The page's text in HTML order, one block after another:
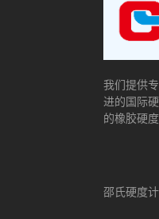
我们提供
进的国际
的橡胶硬
邵氏硬度计